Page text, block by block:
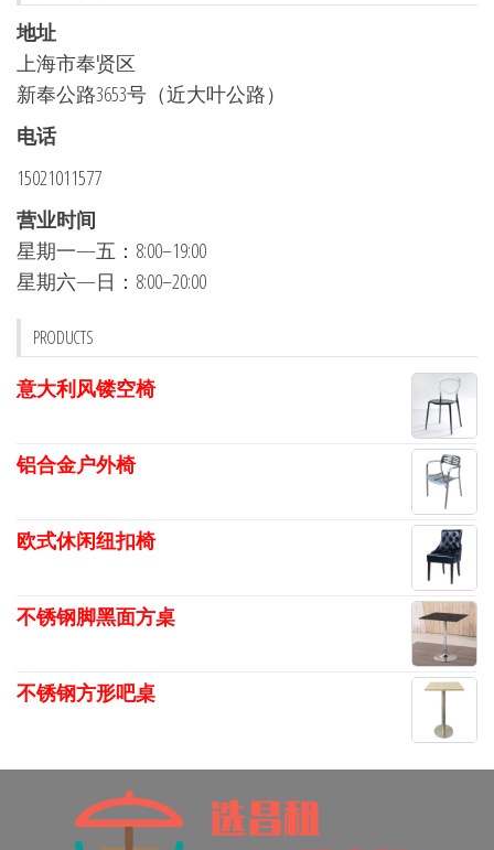
地址
上海市奉贤区
新奉公路3653号（近大叶公路）
电话
15021011577
营业时间
星期一—五：8:00–19:00
星期六—日：8:00–20:00
PRODUCTS
意大利风镂空椅
铝合金户外椅
欧式休闲纽扣椅
不锈钢脚黑面方桌
不锈钢方形吧桌